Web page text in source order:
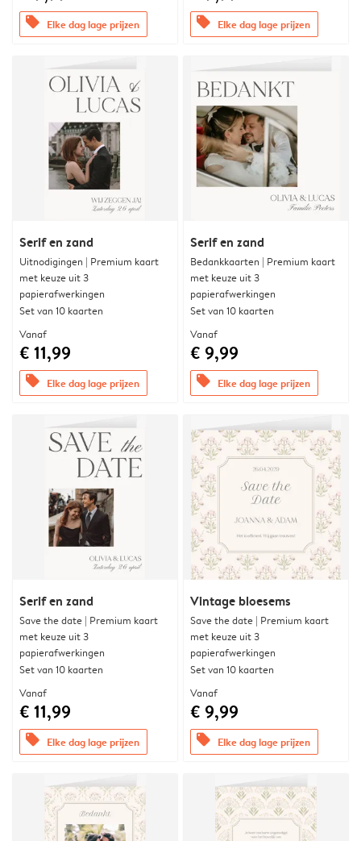
offers Elke dag lage prijzen offers Elke dag lage prijzen
Serif en zand
Uitnodigingen | Premium kaart
met keuze uit 3
papierafwerkingen
Set van 10 kaarten
Vanaf
€ 11,99
offers Elke dag lage prijzen
Serif en zand
Bedankkaarten | Premium kaart
met keuze uit 3
papierafwerkingen
Set van 10 kaarten
Vanaf
€ 9,99
offers Elke dag lage prijzen
Serif en zand
Save the date | Premium kaart
met keuze uit 3
papierafwerkingen
Set van 10 kaarten
Vanaf
€ 11,99
offers Elke dag lage prijzen
Vintage bloesems
Save the date | Premium kaart
met keuze uit 3
papierafwerkingen
Set van 10 kaarten
Vanaf
€ 9,99
offers Elke dag lage prijzen